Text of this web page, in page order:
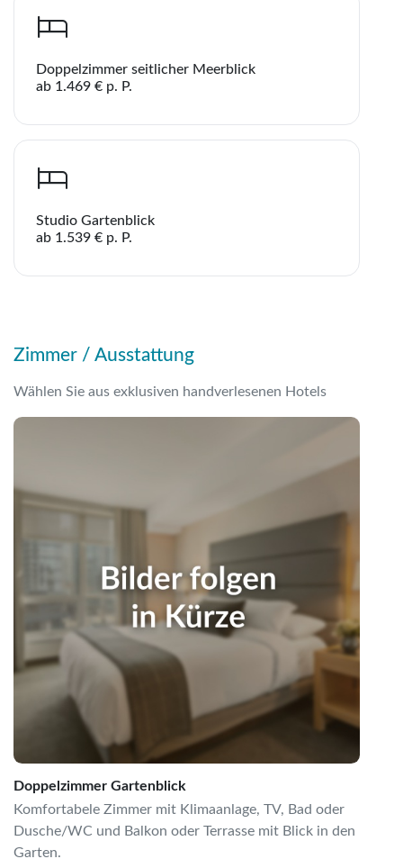
Doppelzimmer seitlicher Meerblick
ab 1.469 € p. P.
Studio Gartenblick
ab 1.539 € p. P.
Zimmer / Ausstattung
Wählen Sie aus exklusiven handverlesenen Hotels
Doppelzimmer Gartenblick
Komfortabele Zimmer mit Klimaanlage, TV, Bad oder
Dusche/WC und Balkon oder Terrasse mit Blick in den
Garten.
WhatsApp
Telegram
per E-Mail senden